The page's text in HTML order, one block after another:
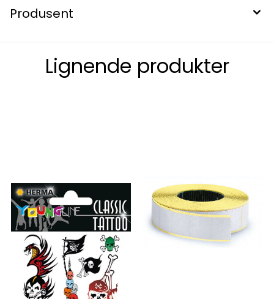
Produsent
Lignende produkter